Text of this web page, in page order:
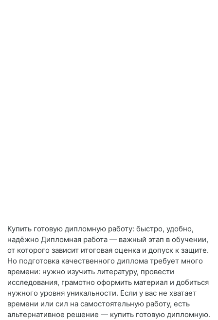
Купить готовую дипломную работу: быстро, удобно,
надёжно Дипломная работа — важный этап в обучении,
от которого зависит итоговая оценка и допуск к защите.
Но подготовка качественного диплома требует много
времени: нужно изучить литературу, провести
исследования, грамотно оформить материал и добиться
нужного уровня уникальности. Если у вас не хватает
времени или сил на самостоятельную работу, есть
альтернативное решение — купить готовую дипломную.